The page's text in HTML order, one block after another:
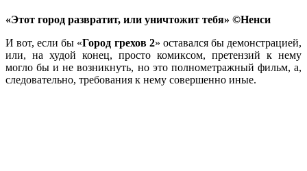
«Этот город развратит, или уничтожит тебя» ©Ненси
И вот, если бы «Город грехов 2» оставался бы демонстрацией,
или, на худой конец, просто комиксом, претензий к нему
могло бы и не возникнуть, но это полнометражный фильм, а,
следовательно, требования к нему совершенно иные.